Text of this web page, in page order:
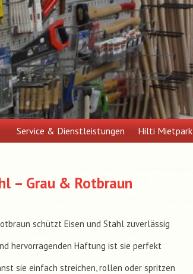
Service & Dienstleistungen Hilti Mietpark
– Grau & Rotbraun
schützt Eisen und Stahl zuverlässig
hervorragenden Haftung ist sie perfekt
sie einfach streichen, rollen oder spritzen